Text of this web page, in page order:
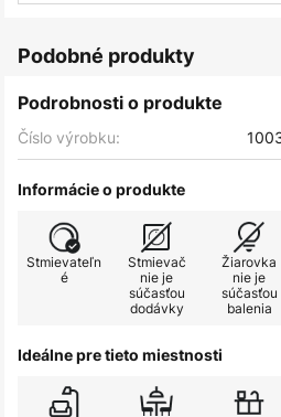
Podobné produkty
Podrobnosti o produkte
Číslo výrobku:
Informácie o produkte
Stmievateľn
é
Stmievač
nie je
súčasťou
dodávky
Žiarovka
nie je
súčasťou
balenia
Ideálne pre tieto miestnosti